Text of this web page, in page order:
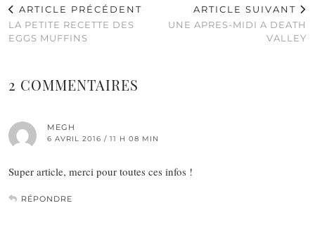
ARTICLE PRÉCÉDENT
LA PETITE RECETTE DES
EGGS MUFFINS
ARTICLE SUIVANT
UNE APRES-MIDI A DEATH
VALLEY
2 COMMENTAIRES
MEGH
6 AVRIL 2016 / 11 H 08 MIN
Super article, merci pour toutes ces infos !
RÉPONDRE